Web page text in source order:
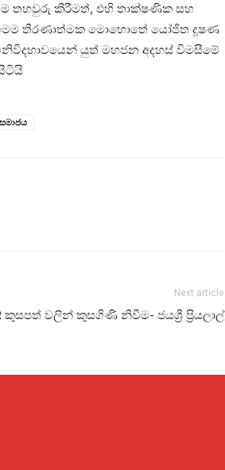
තහවුරු කිරීමත්, එහි තාක්ෂණික සහ
මෙම තීරණාත්මක මොහොතේ යෝජිත දූෂණ
යුත් මහජන අදහස් විමසීමේ
Next article
කුසපත් වලින් කුසගිණි නිවීම- ජයශ්‍රී ප්‍රියලාල්